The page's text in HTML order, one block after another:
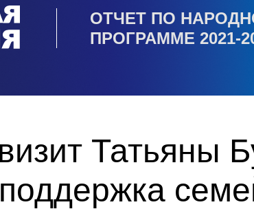
ОТЧЕТ ПО
ПРОГРАММЕ 2021-
Татьяны